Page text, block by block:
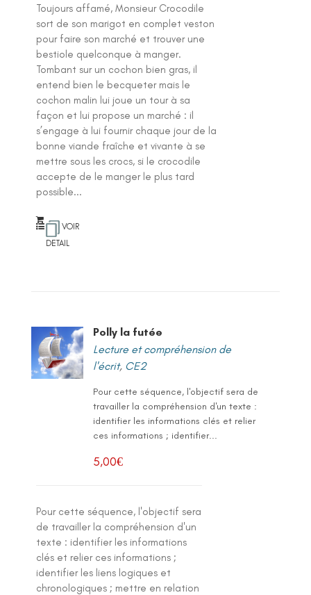
Toujours affamé, Monsieur Crocodile
sort de son marigot en complet veston
pour faire son marché et trouver une
bestiole quelconque à manger.
Tombant sur un cochon bien gras, il
entend bien le becqueter mais le
cochon malin lui joue un tour à sa
façon et lui propose un marché : il
s’engage à lui fournir chaque jour de la
bonne viande fraîche et vivante à se
mettre sous les crocs, si le crocodile
accepte de le manger le plus tard
possible...
VOIR
DETAIL
Polly la futée
Lecture et compréhension de
l'écrit, CE2
Pour cette séquence, l'objectif sera de
travailler la compréhension d'un texte :
identifier les informations clés et relier
ces informations ; identifier...
5,00€
Pour cette séquence, l'objectif sera
de travailler la compréhension d'un
texte : identifier les informations
clés et relier ces informations ;
identifier les liens logiques et
chronologiques ; mettre en relation